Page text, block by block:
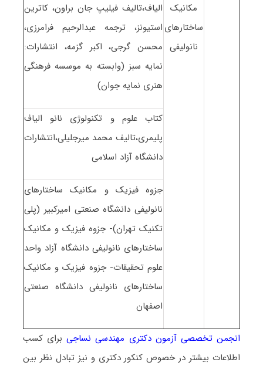
مکانیک
ساختارهای
نانولیفی
الیاف،تالیف فیلیپ جان براون، کاترین
استیونز، ترجمه عبدالرحیم فرامرزی،
محسن گرجی، اکبر گزمه، انتشارات:
نمایه سبز (وابسته به موسسه فرهنگی
هنری نمایه جوان)
کتاب علوم و تکنولوژی نانو الیاف
پلیمری،تالیف محمد میرجلیلی،انتشارات
دانشگاه آزاد اسلامی
جزوه فیزیک و مکانیک ساختارهای
نانولیفی دانشگاه صنعتی امیرکبیر (پلی
تکنیک تهران)- جزوه فیزیک و مکانیک
ساختارهای نانولیفی دانشگاه آزاد واحد
علوم تحقیقات- جزوه فیزیک و مکانیک
ساختارهای نانولیفی دانشگاه صنعتی
اصفهان
انجمن تخصصی آزمون دکتری مهندسی نساجیبرای کسب
اطلاعات بیشتر در خصوص کنکور دکتری و نیز تبادل نظر بین